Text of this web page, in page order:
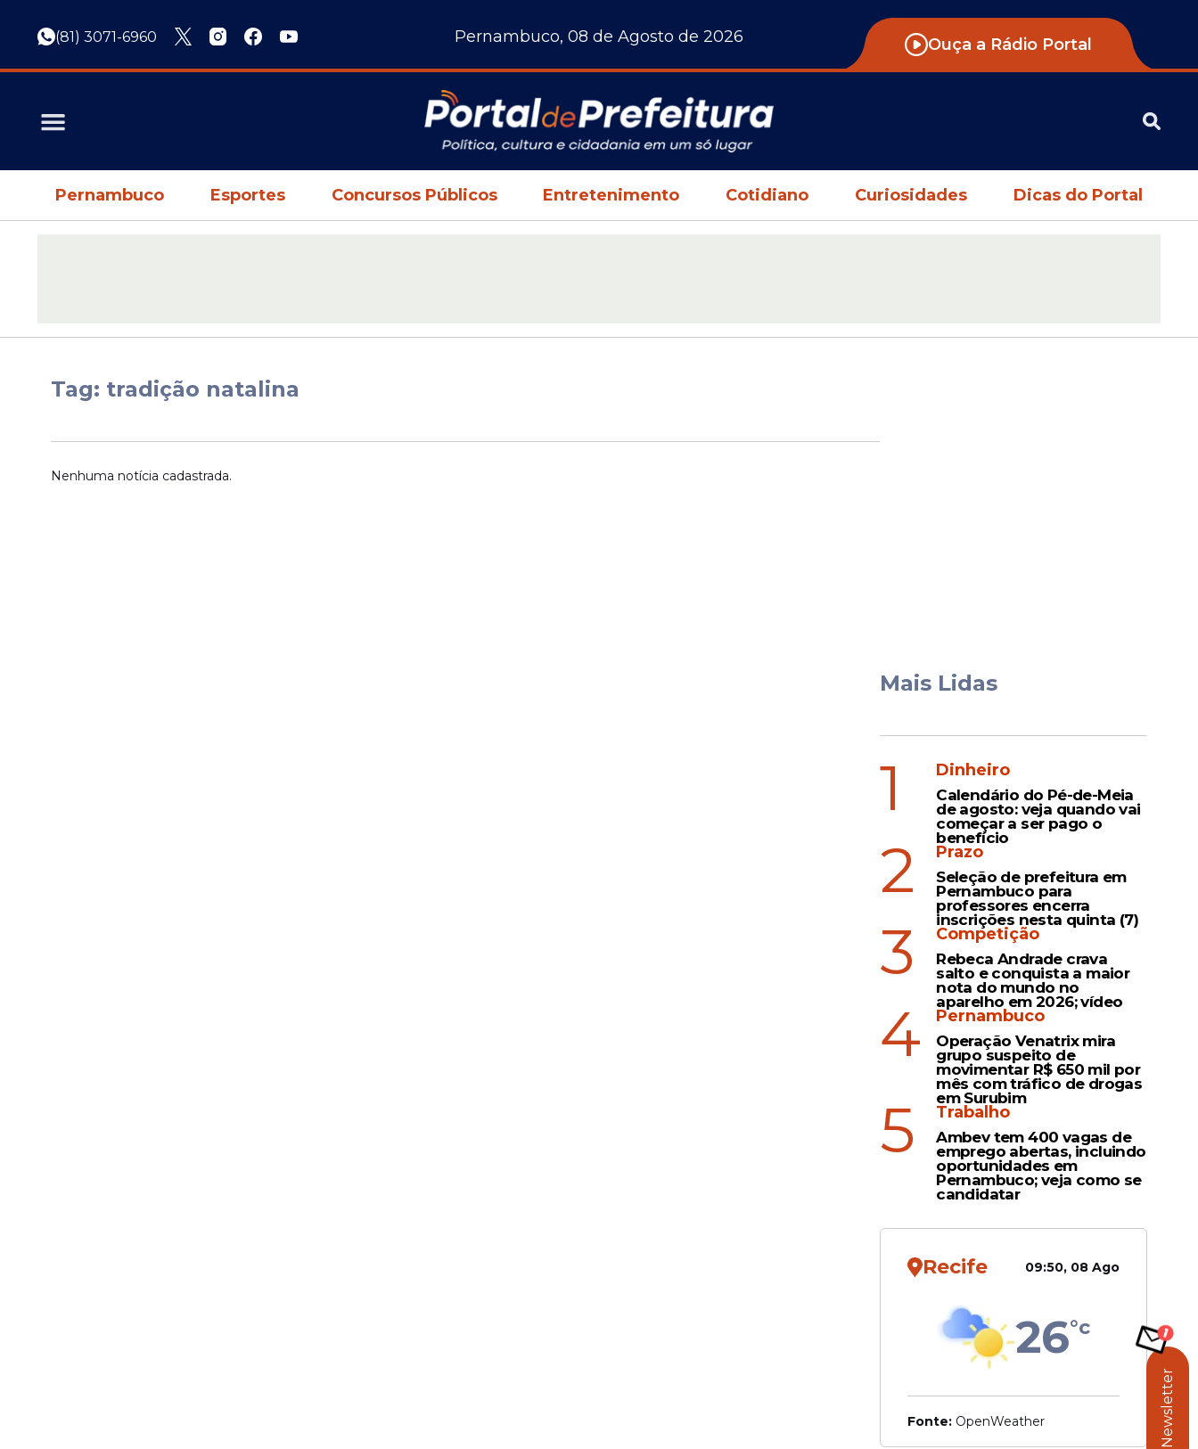
(81) 3071-6960 Pernambuco, 08 de Agosto de 2026 Ouça a Rádio Portal
Pernambuco Esportes Concursos Públicos Entretenimento Cotidiano Curiosidades Dicas do Portal
Tag: tradição natalina
Nenhuma notícia cadastrada.
Mais Lidas
1 Dinheiro
Calendário do Pé-de-Meia
de agosto: veja quando vai
começar a ser pago o
benefício
2 Prazo
Seleção de prefeitura em
Pernambuco para
professores encerra
inscrições nesta quinta (7)
3 Competição
Rebeca Andrade crava
salto e conquista a maior
nota do mundo no
aparelho em 2026; vídeo
4 Pernambuco
Operação Venatrix mira
grupo suspeito de
movimentar R$ 650 mil por
mês com tráfico de drogas
em Surubim
5 Trabalho
Ambev tem 400 vagas de
emprego abertas, incluindo
oportunidades em
Pernambuco; veja como se
candidatar
Recife 09:50, 08 Ago
26°c
Fonte: OpenWeather Newsletter